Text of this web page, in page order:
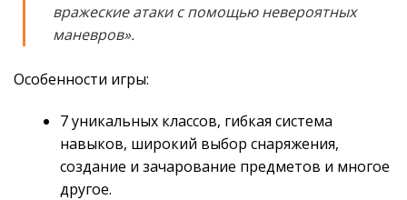
вражеские атаки с помощью невероятных
маневров».
Особенности игры:
7 уникальных классов, гибкая система
навыков, широкий выбор снаряжения,
создание и зачарование предметов и многое
другое.